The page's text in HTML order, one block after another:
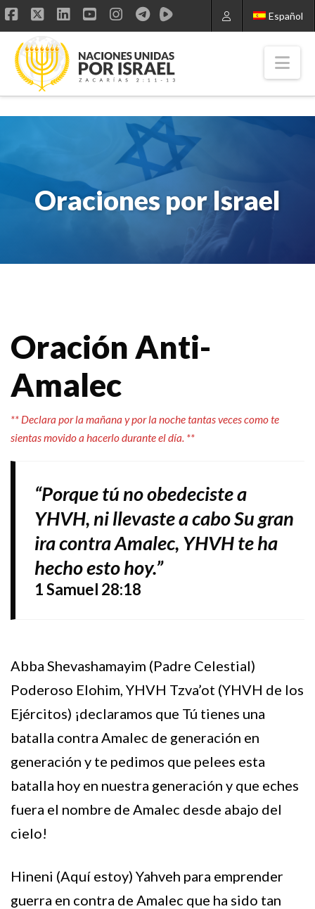
Español
Facebook
X LinkedIn
YouTube
Instagram
Oraciones por Israel
Oración Anti-
Amalec
** Declara por la mañana y por la noche tantas veces como te
sientas movido a hacerlo durante el día. **
“Porque tú no obedeciste a
YHVH, ni llevaste a cabo Su gran
ira contra Amalec, YHVH te ha
hecho esto hoy.”
1 Samuel 28:18
Abba Shevashamayim (Padre Celestial)
Poderoso Elohim, YHVH Tzva’ot (YHVH de los
Ejércitos) ¡declaramos que Tú tienes una
batalla contra Amalec de generación en
generación y te pedimos que pelees esta
batalla hoy en nuestra generación y que eches
fuera el nombre de Amalec desde abajo del
cielo!
Hineni (Aquí estoy) Yahveh para emprender
guerra en contra de Amalec que ha sido tan